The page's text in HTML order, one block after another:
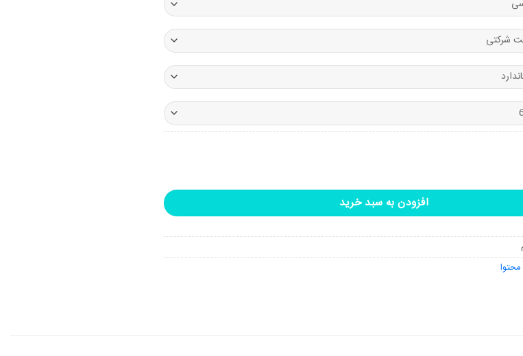
تا
2,200,000 تومان
سئو شده عدد
افزودن به سبد خرید
محتوا